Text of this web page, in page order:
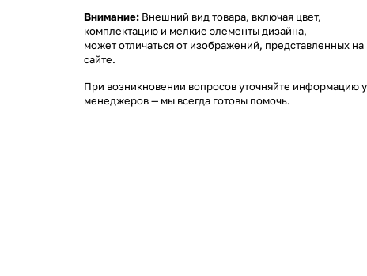
Внимание: Внешний вид товара, включая цвет,
комплектацию и мелкие элементы дизайна,
может отличаться от изображений, представленных на
сайте.
При возникновении вопросов уточняйте информацию у
менеджеров— мы всегда готовы помочь.